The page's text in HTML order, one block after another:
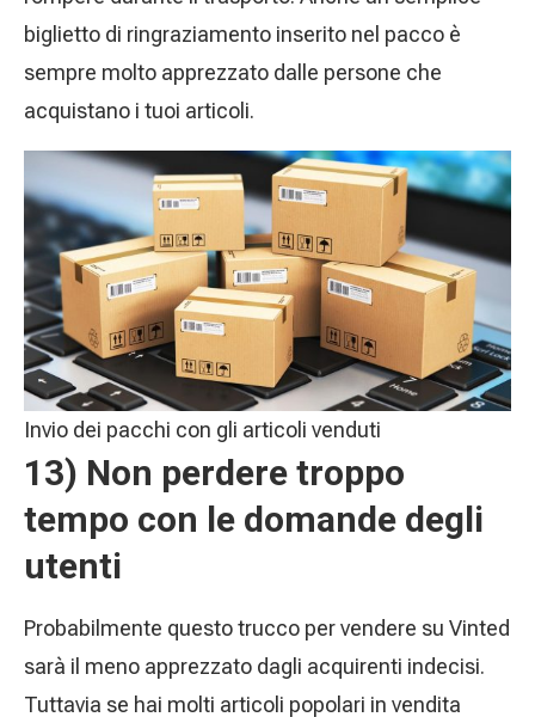
biglietto di ringraziamento inserito nel pacco è
sempre molto apprezzato dalle persone che
acquistano i tuoi articoli.
Invio dei pacchi con gli articoli venduti
13) Non perdere troppo
tempo con le domande degli
utenti
Probabilmente questo trucco per vendere su Vinted
sarà il meno apprezzato dagli acquirenti indecisi.
Tuttavia se hai molti articoli popolari in vendita